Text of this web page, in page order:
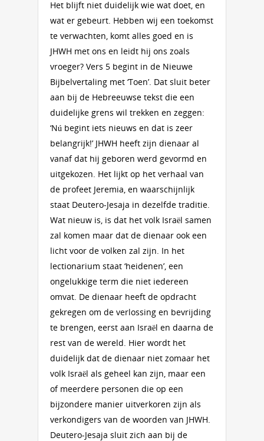
Het blijft niet duidelijk wie wat doet, en
wat er gebeurt. Hebben wij een toekomst
te verwachten, komt alles goed en is
JHWH met ons en leidt hij ons zoals
vroeger? Vers 5 begint in de Nieuwe
Bijbelvertaling met ‘Toen’. Dat sluit beter
aan bij de Hebreeuwse tekst die een
duidelijke grens wil trekken en zeggen:
‘Nú begint iets nieuws en dat is zeer
belangrijk!’ JHWH heeft zijn dienaar al
vanaf dat hij geboren werd gevormd en
uitgekozen. Het lijkt op het verhaal van
de profeet Jeremia, en waarschijnlijk
staat Deutero-Jesaja in dezelfde traditie.
Wat nieuw is, is dat het volk Israël samen
zal komen maar dat de dienaar ook een
licht voor de volken zal zijn. In het
lectionarium staat ‘heidenen’, een
ongelukkige term die niet iedereen
omvat. De dienaar heeft de opdracht
gekregen om de verlossing en bevrijding
te brengen, eerst aan Israël en daarna de
rest van de wereld. Hier wordt het
duidelijk dat de dienaar niet zomaar het
volk Israël als geheel kan zijn, maar een
of meerdere personen die op een
bijzondere manier uitverkoren zijn als
verkondigers van de woorden van JHWH.
Deutero-Jesaja sluit zich aan bij de